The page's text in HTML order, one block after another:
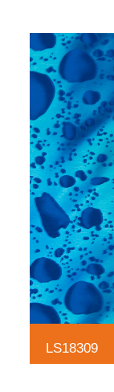
LS18309